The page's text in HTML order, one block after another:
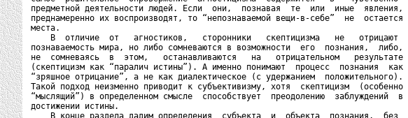
предметной деятельности людей. Если  они,  познавая  те  или  иные  явления,
преднамеренно их воспроизводят, то “непознаваемой вещи-в-себе”  не  остается
места.
    В  отличие  от   агностиков,   сторонники   скептицизма   не   отрицают
познаваемость мира, но либо сомневаются в возможности  его  познания,  либо,
не  сомневаясь  в  этом,   останавливаются   на   отрицательном   результате
(скептицизм как “паралич истины”). А именно понимают  процесс  познания  как
“зряшное отрицание”, а не как диалектическое (с удержанием  положительного).
Такой подход неизменно приводит к субъективизму, хотя  скептицизм  (особенно
“мыслящий”) в определенном смысле  способствует  преодолению  заблуждений  в
достижении истины.
    В конце раздела дадим определения  субъекта  и  объекта  познания,  без